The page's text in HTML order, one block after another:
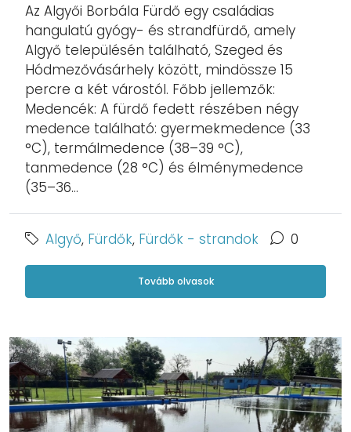
Az Algyői Borbála Fürdő egy családias
hangulatú gyógy- és strandfürdő, amely
Algyő településén található, Szeged és
Hódmezővásárhely között, mindössze 15
percre a két várostól. Főbb jellemzők:
Medencék: A fürdő fedett részében négy
medence található: gyermekmedence (33
°C), termálmedence (38–39 °C),
tanmedence (28 °C) és élménymedence
(35–36...
Algyő, Fürdők, Fürdők - strandok 0
Tovább olvasok